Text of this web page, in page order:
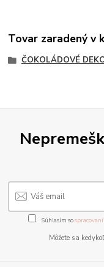
Tovar zaradený v
ČOKOLÁDOVÉ
Súhlasím so
Môžete sa